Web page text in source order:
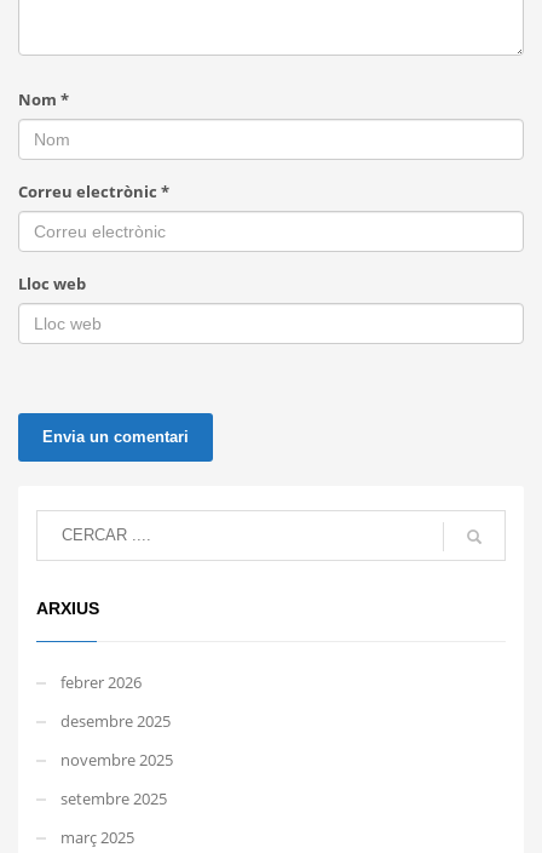
Nom *
Correu electrònic *
Lloc web
ARXIUS
febrer 2026
desembre 2025
novembre 2025
setembre 2025
març 2025